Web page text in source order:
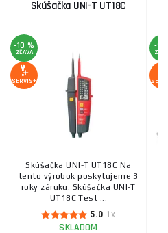
Skúšačka UNI-T UT18C
-10 %
ZĽAVA
SERVIS+
Skúšačka UNI-T UT18C Na
tento výrobok poskytujeme 3
roky záruku. Skúšačka UNI-T
UT18C Test ...
5.0 1x
SKLADOM
-3